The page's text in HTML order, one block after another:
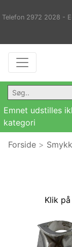
Telefon 2972 2028 -
Emnet udstilles
kategori
Forside >
Klik